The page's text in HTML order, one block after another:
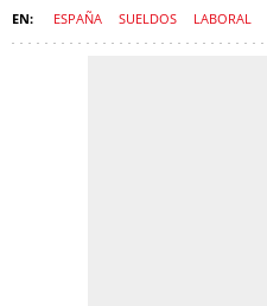
ESPAÑA SUELDOS LABORAL